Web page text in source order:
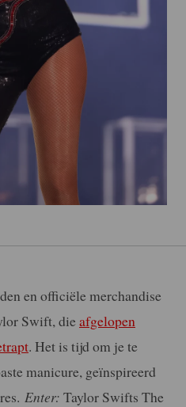
en officiële merchandise
Swift, die afgelopen
. Het is tijd om je te
manicure, geïnspireerd
Enter: Taylor Swifts The